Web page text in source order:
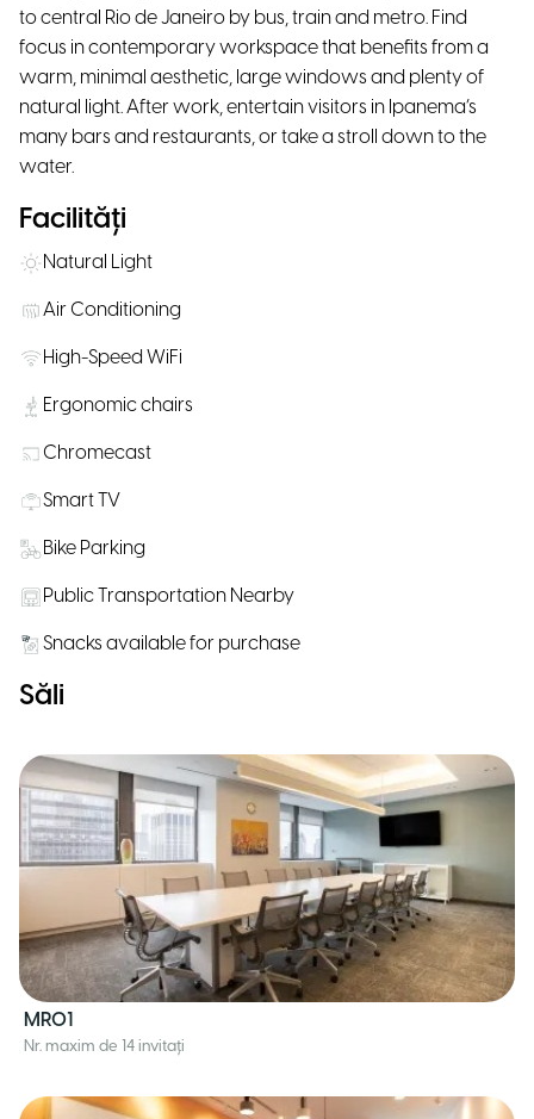
to central Rio de Janeiro by bus, train and metro. Find
focus in contemporary workspace that benefits from a
warm, minimal aesthetic, large windows and plenty of
natural light. After work, entertain visitors in Ipanema’s
many bars and restaurants, or take a stroll down to the
water.
Facilități
Natural Light
Air Conditioning
High-Speed WiFi
Ergonomic chairs
Chromecast
Smart TV
Bike Parking
Public Transportation Nearby
Snacks available for purchase
Săli
MR01
Nr. maxim de 14 invitați